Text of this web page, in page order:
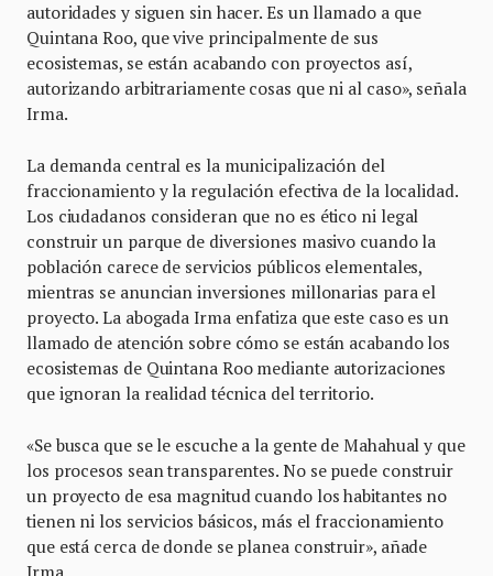
autoridades y siguen sin hacer. Es un llamado a que
Quintana Roo, que vive principalmente de sus
ecosistemas, se están acabando con proyectos así,
autorizando arbitrariamente cosas que ni al caso», señala
Irma.
La demanda central es la municipalización del
fraccionamiento y la regulación efectiva de la localidad.
Los ciudadanos consideran que no es ético ni legal
construir un parque de diversiones masivo cuando la
población carece de servicios públicos elementales,
mientras se anuncian inversiones millonarias para el
proyecto. La abogada Irma enfatiza que este caso es un
llamado de atención sobre cómo se están acabando los
ecosistemas de Quintana Roo mediante autorizaciones
que ignoran la realidad técnica del territorio.
«Se busca que se le escuche a la gente de Mahahual y que
los procesos sean transparentes. No se puede construir
un proyecto de esa magnitud cuando los habitantes no
tienen ni los servicios básicos, más el fraccionamiento
que está cerca de donde se planea construir», añade